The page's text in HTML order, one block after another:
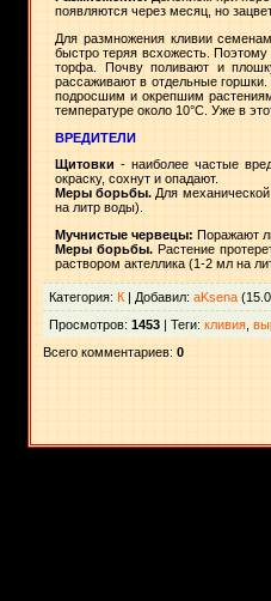
появляются через месяц, но
Для размножения кливии
быстро теряя всхожесть.
торфа. Почву поливают и
рассаживают в отдельные
подросшим и окрепшим
температуре около 10°С. Уже в
ВРЕДИТЕЛИ
Щитовки - наиболее частые
окраску, сохнут и опадают.
Меры борьбы. Для
на литр воды).
Мучнистые червецы: Поражают
Меры борьбы.Растение
раствором актеллика (1-2 мл на
Категория: К | Добавил: aKsena
Просмотров: 1453 | Теги: кливия
Всего комментариев: 0